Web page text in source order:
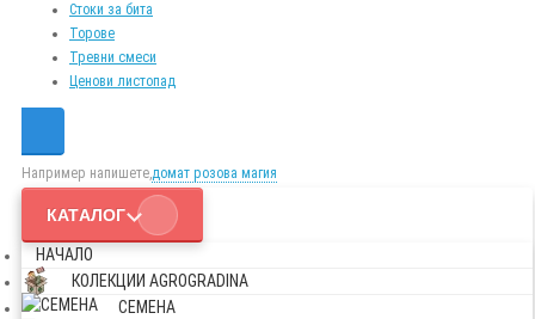
Стоки за бита
Торове
Тревни смеси
Ценови листопад
Например напишете,домат розова магия
КАТАЛОГ
НАЧАЛО
КОЛЕКЦИИ AGROGRADINA
СЕМЕНА